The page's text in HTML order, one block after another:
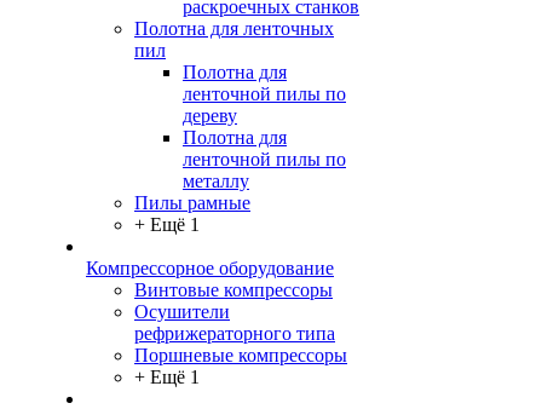
раскроечных станков
Полотна для ленточных
пил
Полотна для
ленточной пилы по
дереву
Полотна для
ленточной пилы по
металлу
Пилы рамные
+ Ещё 1
Компрессорное оборудование
Винтовые компрессоры
Осушители
рефрижераторного типа
Поршневые компрессоры
+ Ещё 1